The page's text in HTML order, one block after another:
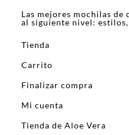
Las mejores mochilas
al siguiente nivel:
Tienda
Carrito
Finalizar compra
Mi cuenta
Tienda de Aloe Vera